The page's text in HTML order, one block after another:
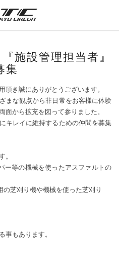
東
京
ー
キ
ッ
ト
管
理
当
施設管理担当者』
集
頂き誠にありがとうございます。
まな観点から非日常をお客様に体験
面から拡充を図って参りました。
キレイに維持するための仲間を募集
。
ー等の機械を使ったアスファルトの
芝刈り機や機械を使った芝刈り
もあります。